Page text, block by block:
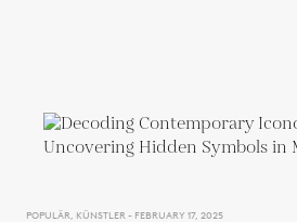
POPULÄR, KÜNSTLER - FEBRUARY 17, 2025